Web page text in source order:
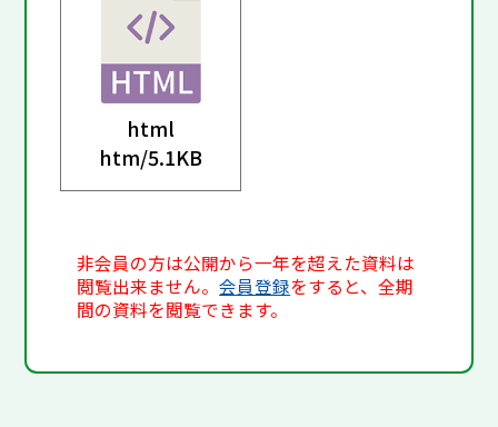
html
htm/5.1KB
非会員の方は公開から一年を超えた資料は
閲覧出来ません。会員登録をすると、全期
間の資料を閲覧できます。